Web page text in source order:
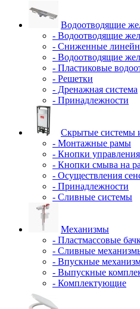
Водоотводящие
- Водоотводящие
- Сниженные
- Водоотводящие
- Пластиковые
- Решетки
- Дренажная система
- Принадлежности
Скрытые системы
- Монтажные рамы
- Кнопки управления
- Кнопки смыва на
- Осуществления
- Принадлежности
- Сливные системы
Механизмы
- Пластмассовые
- Сливные
- Впускные
- Выпускные
- Комплектующие